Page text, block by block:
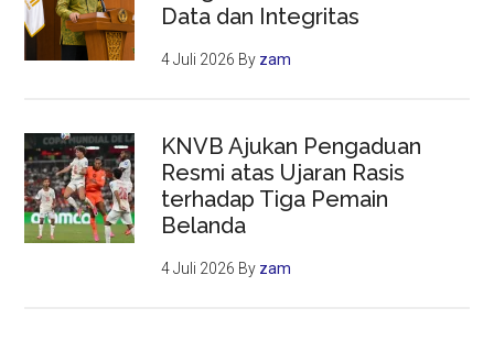
Data dan Integritas
4 Juli 2026 By zam
KNVB Ajukan Pengaduan
Resmi atas Ujaran Rasis
terhadap Tiga Pemain
Belanda
4 Juli 2026 By zam